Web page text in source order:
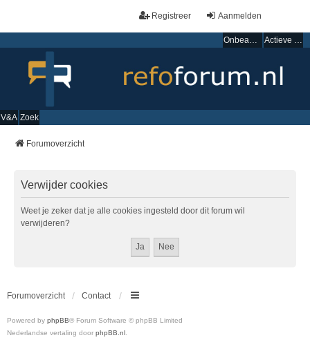
Aanmelden
Registreer
Onbeantwoorde onderwerpen Actieve onderwerpen
V&A Zoek
Forumoverzicht
Verwijder cookies
Weet je zeker dat je alle cookies ingesteld door dit forum wil
verwijderen?
Forumoverzicht Contact
Powered by phpBB® Forum Software © phpBB Limited
Nederlandse vertaling door phpBB.nl